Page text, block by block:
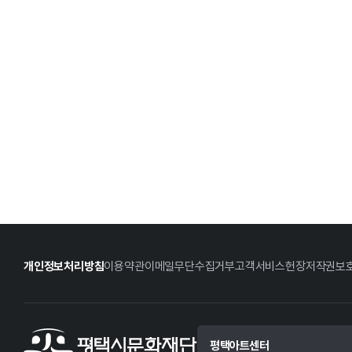
개인정보처리방침이용약관이메일무단수집거부고객서비스헌장저작권보
평택아트센터